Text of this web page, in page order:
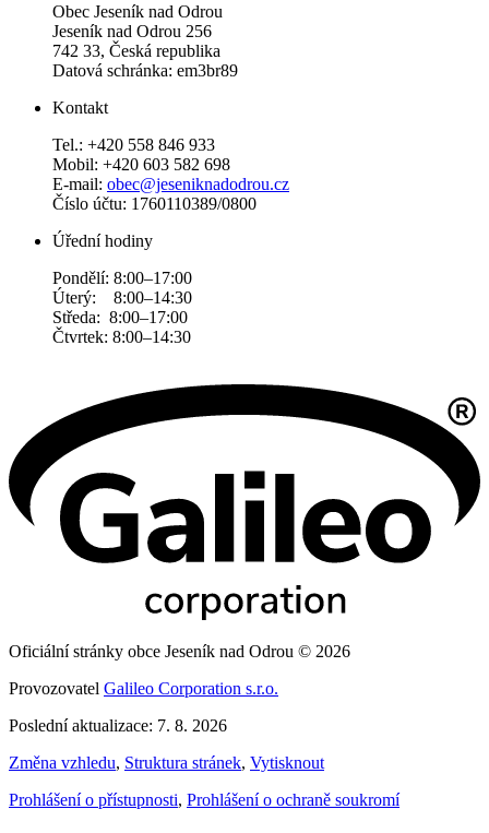
Obec Jeseník nad Odrou
Jeseník nad Odrou 256
742 33, Česká republika
Datová schránka: em3br89
Kontakt
Tel.: +420 558 846 933
Mobil: +420 603 582 698
E-mail: obec@jeseniknadodrou.cz
Číslo účtu: 1760110389/0800
Úřední hodiny
Pondělí: 8:00–17:00
Úterý: 8:00–14:30
Středa: 8:00–17:00
Čtvrtek: 8:00–14:30
Oficiální stránky obce Jeseník nad Odrou © 2026
Provozovatel Galileo Corporation s.r.o.
Poslední aktualizace: 7. 8. 2026
Změna vzhledu, Struktura stránek, Vytisknout
Prohlášení o přístupnosti, Prohlášení o ochraně soukromí